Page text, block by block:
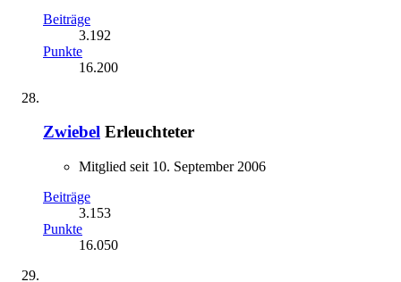
Beiträge
3.192
Punkte
16.200
Zwiebel Erleuchteter
Mitglied seit 10. September 2006
Beiträge
3.153
Punkte
16.050